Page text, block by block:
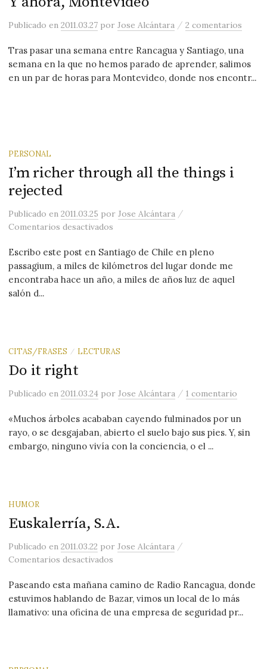
Publicadoen2011.03.27 porJose Alcántara /2 comentarios
Tras pasar una semana entre Rancagua y Santiago, una
semana en la que no hemos parado de aprender, salimos
en un par de horas para Montevideo, donde nos encontr...
PERSONAL
I’m richer through all the things i
rejected
Publicadoen2011.03.25 porJose Alcántara /
Comentarios desactivados
Escribo este post en Santiago de Chile en pleno
passagium, a miles de kilómetros del lugar donde me
encontraba hace un año, a miles de años luz de aquel
salón d...
CITAS/FRASES / LECTURAS
Do it right
Publicadoen2011.03.24 porJose Alcántara /1 comentario
«Muchos árboles acababan cayendo fulminados por un
rayo, o se desgajaban, abierto el suelo bajo sus pies. Y, sin
embargo, ninguno vivía con la conciencia, o el ...
HUMOR
Euskalerría, S.A.
Publicadoen2011.03.22 porJose Alcántara /
Comentarios desactivados
Paseando esta mañana camino de Radio Rancagua, donde
estuvimos hablando de Bazar, vimos un local de lo más
llamativo: una oficina de una empresa de seguridad pr...